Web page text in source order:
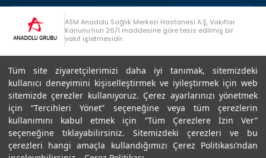
Tüm site ziyaretçilerimizi daha iyi tanımak, sitemizdeki
kullanıcı deneyimini kişiselleştirmek ve iyileştirmek için web
sitemizde çerezler kullanıyoruz. Çerez ayarlarınızı yönetmek
için “Tercihleri Yönet” seçeneğine veya tüm çerezlerin
kullanımını kabul etmek için “Tüm Çerezlere İzin Ver”
seçeneğine tıklayabilirsiniz. Sitemizdeki çerezleri ve bu
çerezleri hangi amaçla kullandığımızı Çerez Politikası’ndan
ASM Anadolu Sağlık Merkezi Hastanesi A.Ş, Vakıflar
Kanunu’nun 26/1 maddesine göre tesis edilmiş bir
vakıf işletmesidir.
Anadolu Grubu Danışma Hattı +90 (262) 678 54 00
Son Güncellenme: 07.07.2026
Editör : Didem Akçay Göktepe | 44 44 276